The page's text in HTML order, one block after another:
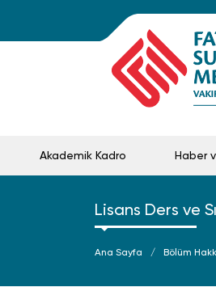
Akademik Kadro Haber
Lisans Ders ve
Ana Sayfa Bölüm